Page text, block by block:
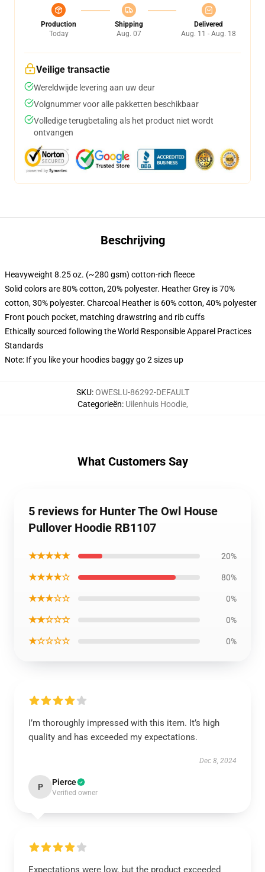
Production
Today
Shipping
Aug. 07
Delivered
Aug. 11 - Aug. 18
Veilige transactie
Wereldwijde levering aan uw deur
Volgnummer voor alle pakketten beschikbaar
Volledige terugbetaling als het product niet wordt
ontvangen
Beschrijving
Heavyweight 8.25 oz. (~280 gsm) cotton-rich fleece
Solid colors are 80% cotton, 20% polyester. Heather Grey is 70%
cotton, 30% polyester. Charcoal Heather is 60% cotton, 40% polyester
Front pouch pocket, matching drawstring and rib cuffs
Ethically sourced following the World Responsible Apparel Practices
Standards
Note: If you like your hoodies baggy go 2 sizes up
SKU:OWESLU-86292-DEFAULT
Categorieën: Uilenhuis Hoodie,
What Customers Say
5 reviews for Hunter The Owl House
Pullover Hoodie RB1107
★★★★★ 20%
★★★★☆ 80%
★★★☆☆ 0%
★★☆☆☆ 0%
★☆☆☆☆ 0%
I’m thoroughly impressed with this item. It’s high
quality and has exceeded my expectations.
Dec 8, 2024
P Pierce
Verified owner
Expectations were low, but the product exceeded